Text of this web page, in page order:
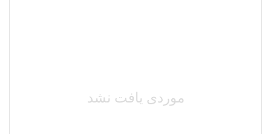
موردی یافت نشد